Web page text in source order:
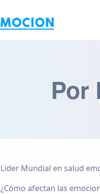
Por
Lider Mundial en salud
¿Cómo afectan las